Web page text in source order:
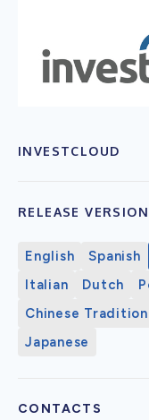
INVESTCLOUD
RELEASE
English Spanish
Italian
Dutch
Chinese
Japanese
CONTACTS